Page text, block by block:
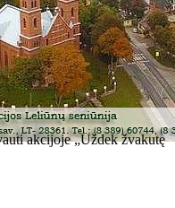
akcijoje „Uždek žvakutę